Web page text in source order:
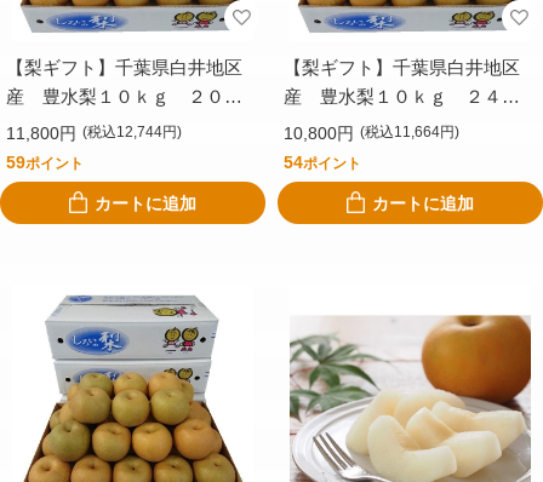
【梨ギフト】千葉県白井地区
産 豊水梨１０ｋｇ ２０個
入 ＣＳＨ１０－２０
11,800円 (税込12,744円)
59ポイント
カートに追加
【梨ギフト】千葉県白井地区
産 豊水梨１０ｋｇ ２４個
入 ＣＳＨ１０－２４
10,800円 (税込11,664円)
54ポイント
カートに追加